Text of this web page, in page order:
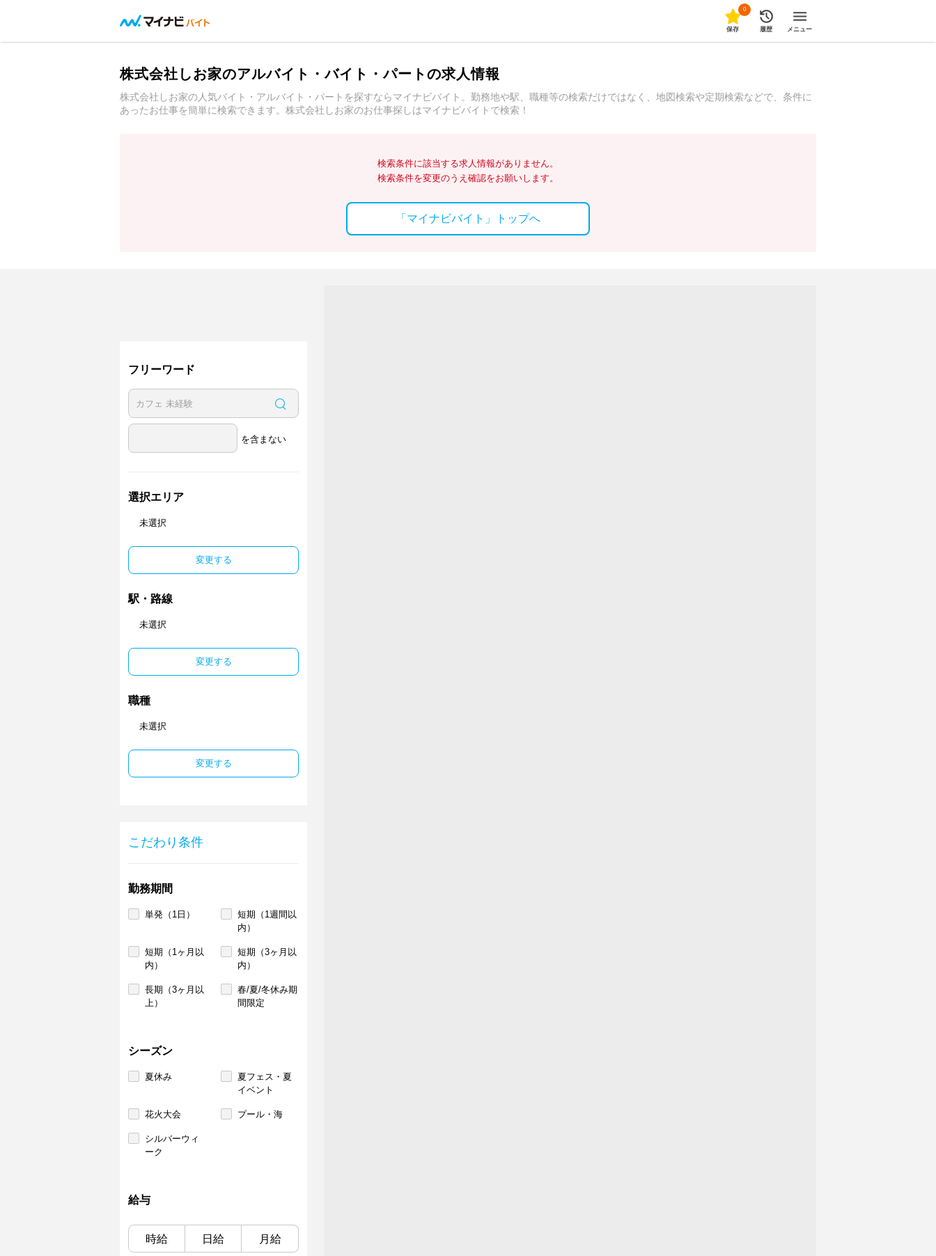
0
保存 履歴 メニュー
株式会社しお家のアルバイト・バイト・パートの求人情報
株式会社しお家の人気バイト・アルバイト・パートを探すならマイナビバイト。勤務地や駅、職種等の検索だけではなく、地図検索や定期検索などで、条件に
あったお仕事を簡単に検索できます。株式会社しお家のお仕事探しはマイナビバイトで検索！
検索条件に該当する求人情報がありません。
検索条件を変更のうえ確認をお願いします。
「マイナビバイト」トップへ
フリーワード
を含まない
選択エリア
未選択
変更する
駅・路線
未選択
変更する
職種
未選択
変更する
こだわり条件
勤務期間
単発（1日）
短期（1週間以
内）
短期（1ヶ月以
内）
短期（3ヶ月以
内）
長期（3ヶ月以
上）
春/夏/冬休み期
間限定
シーズン
夏休み
夏フェス・夏
イベント
花火大会 プール・海
シルバーウィ
ーク
給与
時給 日給 月給